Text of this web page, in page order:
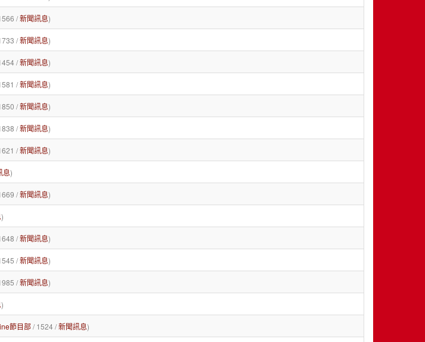
/新聞訊息)
/新聞訊息)
/新聞訊息)
/新聞訊息)
/新聞訊息)
/新聞訊息)
/新聞訊息)
息)
/新聞訊息)
)
/新聞訊息)
/新聞訊息)
/新聞訊息)
)
節目部/ 1524 /新聞訊息)